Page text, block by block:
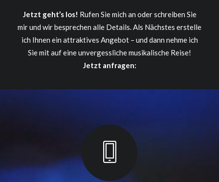
Jetzt geht’s los! Rufen Sie mich an oder schreiben Sie
mir und wir besprechen alle Details. Als Nächstes erstelle
ich Ihnen ein attraktives Angebot – und dann nehme ich
Sie mit auf eine unvergessliche musikalische Reise!
Jetzt anfragen: